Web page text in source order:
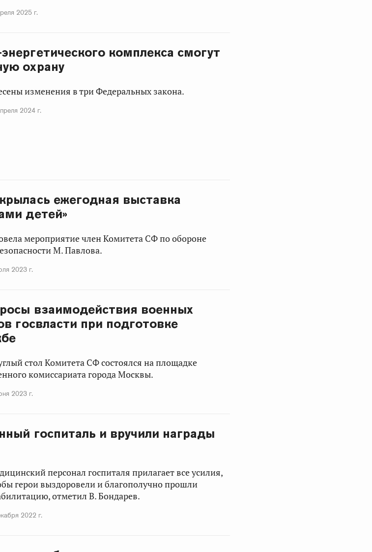
2025 г.
комплекса смогут
охрану
изменения в три Федеральных закона.
2024 г.
ежегодная выставка
детей»
мероприятие член Комитета СФ по обороне
М. Павлова.
2023 г.
взаимодействия военных
госвласти при подготовке
стол Комитета СФ состоялся на площадке
комиссариата города Москвы.
2023 г.
госпиталь и вручили награды
персонал госпиталя прилагает все усилия,
герои выздоровели и благополучно прошли
отметил В. Бондарев.
2022 г.